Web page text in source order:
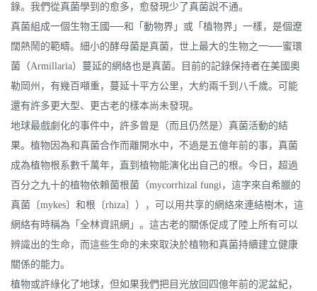
錄。我們從真菌學到的愈多，愈發現少了真菌說不通。
真菌組成一個生物王國──和「動物界」或「植物界」一樣，是個遼
闊熱鬧的範疇。細小的酵母菌是真菌，世上最大的生物之一──蜜環
菌（Armillaria）蔓延的網絡也是真菌。目前的記錄保持者在美國奧
勒岡州，有幾百噸重，蔓延十平方公里，大約兩千到八千歲。可能
還有許多更大型、更古老的樣本尚未發現。
地球最戲劇化的事件中，許多曾是（而且仍然是）真菌活動的結
果。植物因為和真菌合作而離開水中，不過是五億年前的事，真菌
成為植物根系數千萬年，直到植物能演化出自己的根。今日，超過
百分之九十的植物依賴菌根菌（mycorrhizal fungi，這字來自希臘的
真菌〔mykes〕和根〔rhiza〕），可以用共享的網絡來連結樹木，這
網絡有時稱為「全林資訊網」。這古老的關係促成了陸上所有可以
辨識出的生命，而這些生命的未來取決於植物和真菌持續建立健康
關係的能力。
植物或許綠化了地球，但如果我們把目光放回四億年前的泥盆紀，